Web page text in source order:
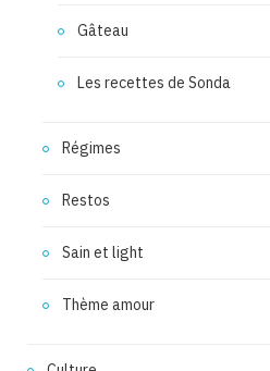
Gâteau
Les recettes de Sonda
Régimes
Restos
Sain et light
Thème amour